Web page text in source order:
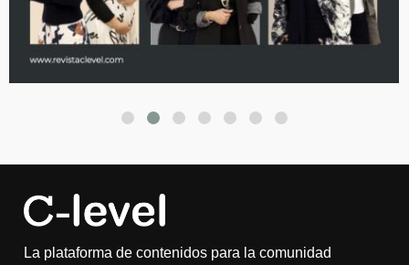
La plataforma de contenidos para la comunidad